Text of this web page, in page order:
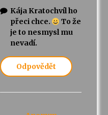
Kája Kratochvíl ho
přeci chce.
To že
je to nesmysl mu
nevadí.
Odpovědět